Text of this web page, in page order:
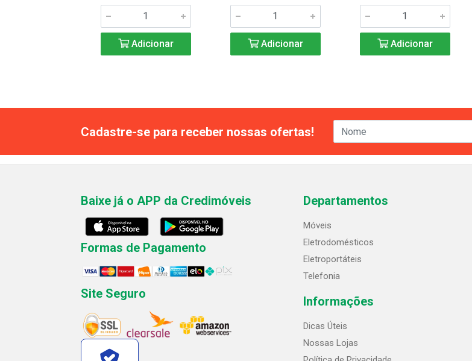
Adicionar Adicionar Adicionar
Cadastre-se para receber nossas ofertas!
Baixe já o APP da Credimóveis
Formas de Pagamento
Site Seguro
Departamentos
Móveis
Eletrodomésticos
Eletroportáteis
Telefonia
Informações
Dicas Úteis
Nossas Lojas